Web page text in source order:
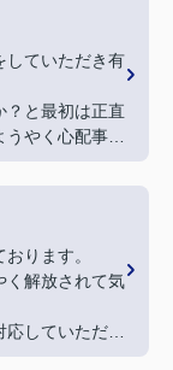
していただき有
？と最初は正直
やく心配事が
ります。
く解放されて気
していただい